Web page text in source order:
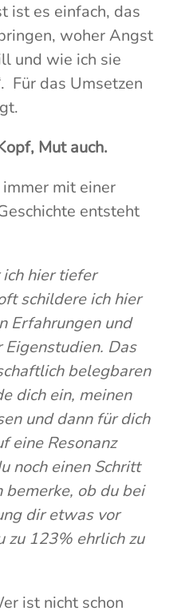
ist es einfach, das
woher Angst
und wie ich sie
Für das Umsetzen
Mut auch.
mit einer
entsteht
hier tiefer
schildere ich hier
Erfahrungen und
Das
belegbaren
dich ein, meinen
und dann für dich
eine Resonanz
noch einen Schritt
ob du bei
dir etwas vor
zu 123% ehrlich zu
ist nicht schon